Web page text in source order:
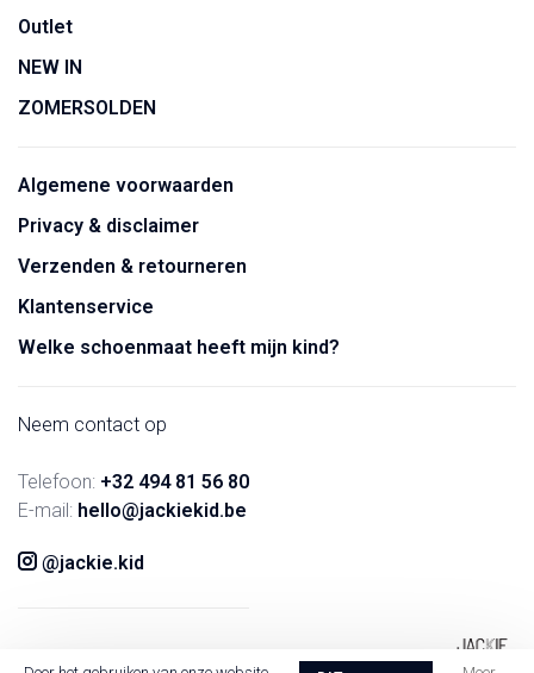
Outlet
NEW IN
ZOMERSOLDEN
Algemene voorwaarden
Privacy & disclaimer
Verzenden & retourneren
Klantenservice
Welke schoenmaat heeft mijn kind?
Neem contact op
Telefoon: +32 494 81 56 80
E-mail: hello@jackiekid.be
@jackie.kid